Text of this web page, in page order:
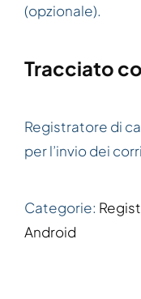
(opzionale).
Tracciato
Registratore di
per l’invio dei
Categorie:
Android